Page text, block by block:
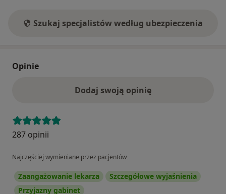
Szukaj specjalistów według ubezpieczenia
Opinie
Dodaj swoją opinię
287 opinii
Najczęściej wymieniane przez pacjentów
Zaangażowanie lekarza
Szczegółowe wyjaśnienia
Przyjazny gabinet